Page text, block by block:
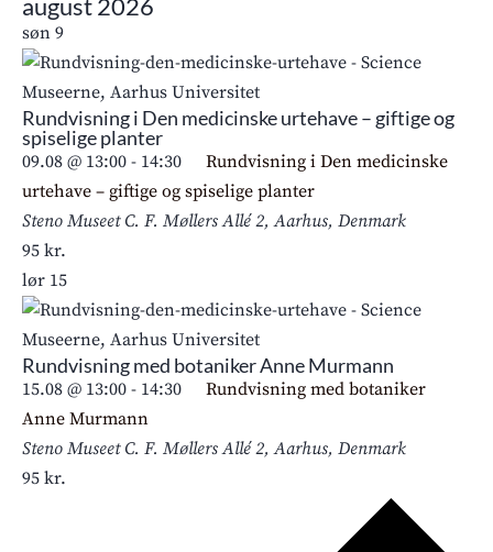
august 2026
søn 9
Rundvisning i Den medicinske urtehave – giftige og
spiselige planter
09.08 @ 13:00- 14:30
Rundvisning i Den medicinske
urtehave – giftige og spiselige planter
Steno Museet C. F. Møllers Allé 2, Aarhus, Denmark
95 kr.
lør 15
Rundvisning med botaniker Anne Murmann
15.08 @ 13:00- 14:30
Rundvisning med botaniker
Anne Murmann
Steno Museet C. F. Møllers Allé 2, Aarhus, Denmark
95 kr.